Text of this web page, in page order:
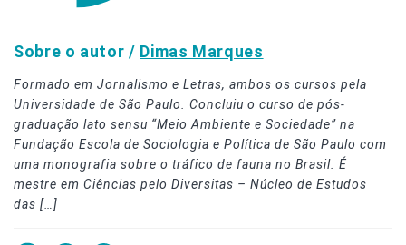
Sobre o autor / Dimas Marques
Formado em Jornalismo e Letras, ambos os cursos pela
Universidade de São Paulo. Concluiu o curso de pós-
graduação lato sensu “Meio Ambiente e Sociedade” na
Fundação Escola de Sociologia e Política de São Paulo com
uma monografia sobre o tráfico de fauna no Brasil. É
mestre em Ciências pelo Diversitas – Núcleo de Estudos
das […]